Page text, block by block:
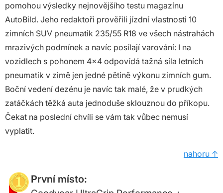
pomohou výsledky nejnovějšího testu magazínu
AutoBild. Jeho redaktoři prověřili jízdní vlastnosti 10
zimních SUV pneumatik 235/55 R18 ve všech nástrahách
mrazivých podmínek a navíc posílají varování: I na
vozidlech s pohonem 4×4 odpovídá tažná síla letních
pneumatik v zimě jen jedné pětině výkonu zimních gum.
Boční vedení dezénu je navíc tak malé, že v prudkých
zatáčkách těžká auta jednoduše sklouznou do příkopu.
Čekat na poslední chvíli se vám tak vůbec nemusí
vyplatit.
nahoru ↑
První místo: